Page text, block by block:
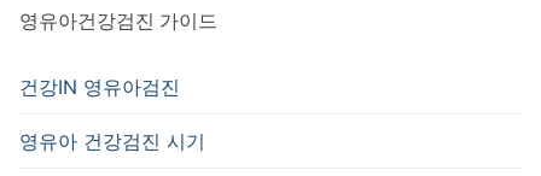
영유아건강검진 가이드
건강IN 영유아검진
영유아 건강검진 시기